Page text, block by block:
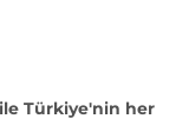
Türkiye'nin her